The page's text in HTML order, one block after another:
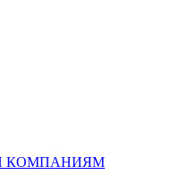
КОМПАНИЯМ